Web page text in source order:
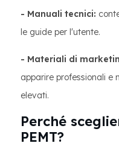
- Manuali tecnici:
le guide per l'utente.
- Materiali di
apparire professionali e
elevati.
Perché
PEMT?